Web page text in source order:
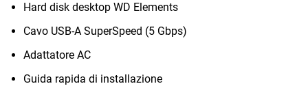
Hard disk desktop WD Elements
Cavo USB-A SuperSpeed (5 Gbps)
Adattatore AC
Guida rapida di installazione